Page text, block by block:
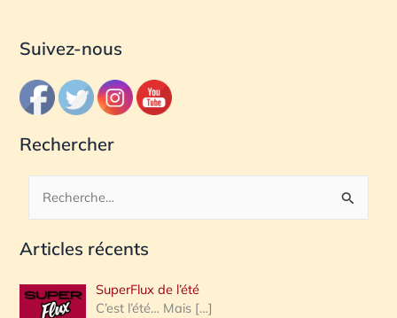
Suivez-nous
Rechercher
c
e
Articles récents
SuperFlux de l’été
C’est l’été… Mais […]